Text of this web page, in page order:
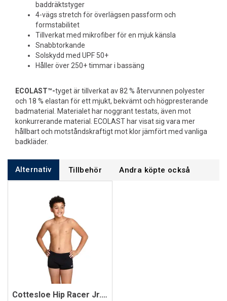
baddräktstyger
4-vägs stretch för överlägsen passform och
formstabilitet
Tillverkat med mikrofiber för en mjuk känsla
Snabbtorkande
Solskydd med UPF 50+
Håller över 250+ timmar i bassäng
ECOLAST™-tyget är tillverkat av 82 % återvunnen polyester
och 18 % elastan för ett mjukt, bekvämt och högpresterande
badmaterial. Materialet har noggrant testats, även mot
konkurrerande material. ECOLAST har visat sig vara mer
hållbart och motståndskraftigt mot klor jämfört med vanliga
badkläder.
Alternativ Tillbehör Andra köpte också
Cottesloe Hip Racer Jr. Badbyxa